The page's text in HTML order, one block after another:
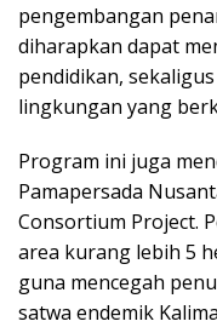
pengembangan
diharapkan dapat
pendidikan,
lingkungan yang
Program ini juga
Pamapersada
Consortium Project.
area kurang lebih 5
guna mencegah
satwa endemik